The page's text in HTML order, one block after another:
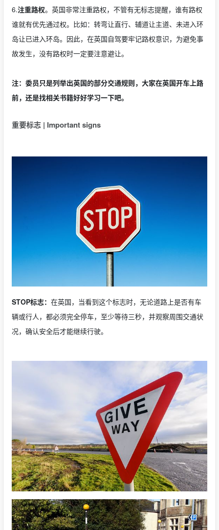
6.注重路权。英国非常注重路权，不管有无标志提醒，谁有路权
谁就有优先通过权。比如：转弯让直行、辅道让主道、未进入环
岛让已进入环岛。因此，在英国自驾要牢记路权意识，为避免事
故发生，没有路权时一定要注意避让。
注：委员只是列举出英国的部分交通规则，大家在英国开车上路
前，还是找相关书籍好好学习一下吧。
重要标志 | Important signs
STOP标志： 在英国，当看到这个标志时，无论道路上是否有车
辆或行人，都必须完全停车，至少等待三秒，并观察周围交通状
况，确认安全后才能继续行驶。